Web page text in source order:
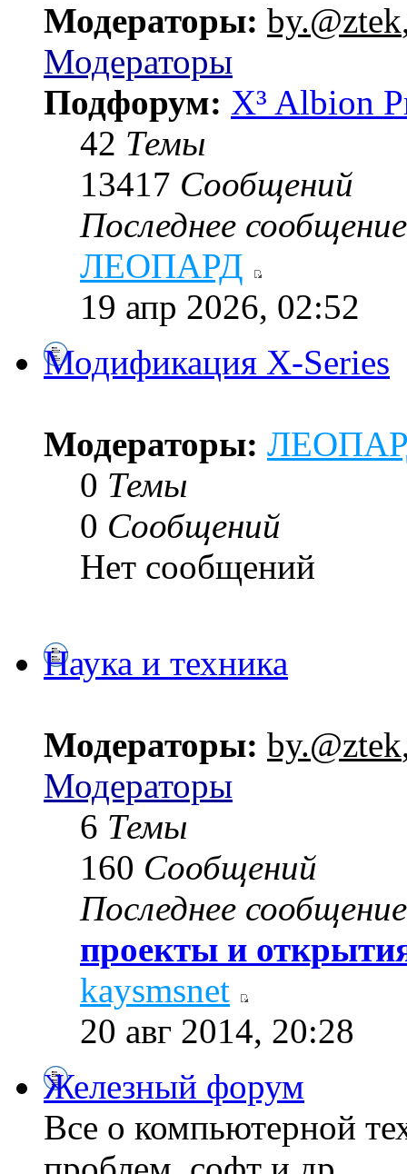
Модераторы: by.@ztek
Модераторы
Подфорум: X³ Albion
42 Темы
13417 Сообщений
Последнее сообщение
ЛЕОПАРД
19 апр 2026, 02:52
Модификация X-Series
Модераторы:
0 Темы
0 Сообщений
Нет сообщений
Наука и техника
Модераторы: by.@ztek
Модераторы
6 Темы
160 Сообщений
Последнее сообщение
проекты и
kaysmsnet
20 авг 2014, 20:28
Железный форум
Все о компьютерной